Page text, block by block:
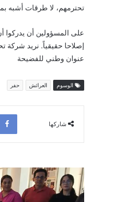
تحترمهم، لا طرقات أشبه
على المسؤولين أن يدركوا
إصلاحا حقيقياً. نريد شركة
عنوان وطني للفضيحة
الوسوم العرائش حفر
شاركها
تزامنا
مع
الذكرى